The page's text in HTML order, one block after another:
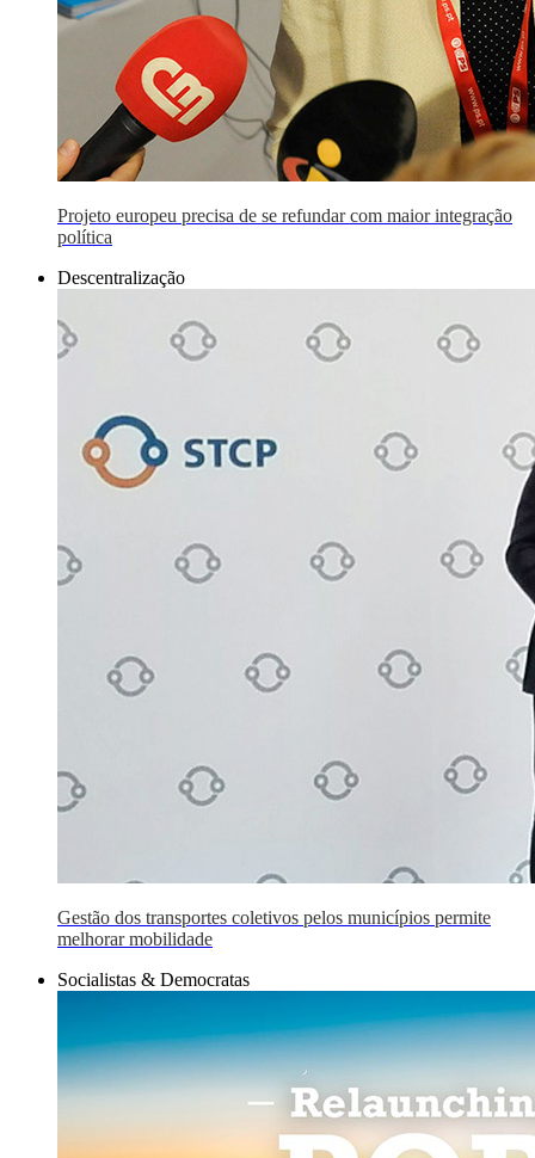
Projeto europeu precisa de se refundar com maior integração
política
Descentralização
Gestão dos transportes coletivos pelos municípios permite
melhorar mobilidade
Socialistas & Democratas